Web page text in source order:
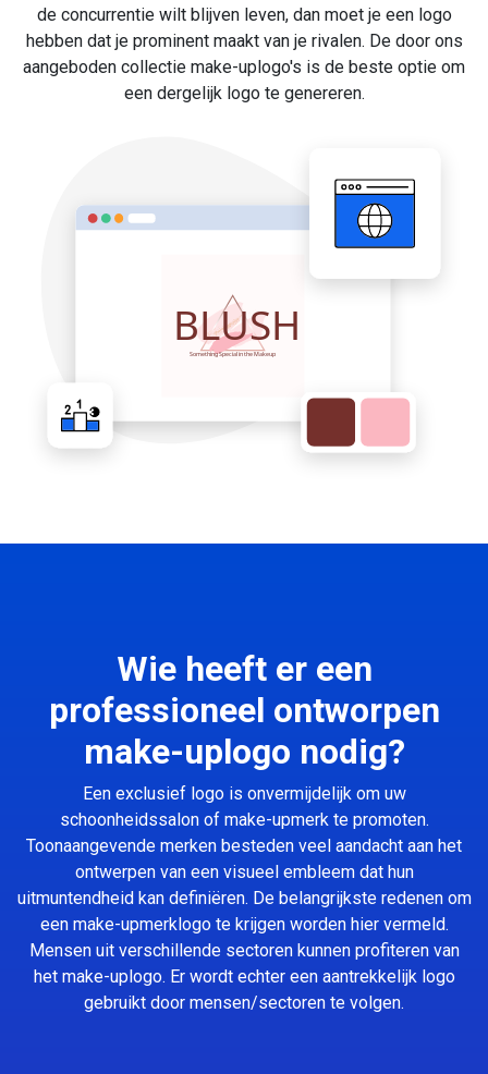
de concurrentie wilt blijven leven, dan moet je een logo
hebben dat je prominent maakt van je rivalen. De door ons
aangeboden collectie make-uplogo's is de beste optie om
een dergelijk logo te genereren.
Wie heeft er een
professioneel ontworpen
make-uplogo nodig?
Een exclusief logo is onvermijdelijk om uw
schoonheidssalon of make-upmerk te promoten.
Toonaangevende merken besteden veel aandacht aan het
ontwerpen van een visueel embleem dat hun
uitmuntendheid kan definiëren. De belangrijkste redenen om
een make-upmerklogo te krijgen worden hier vermeld.
Mensen uit verschillende sectoren kunnen profiteren van
het make-uplogo. Er wordt echter een aantrekkelijk logo
gebruikt door mensen/sectoren te volgen.